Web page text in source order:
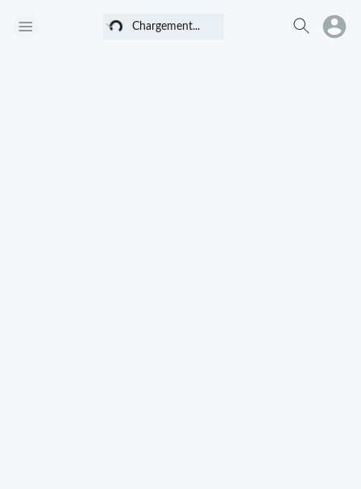
Chargement... Chargement...